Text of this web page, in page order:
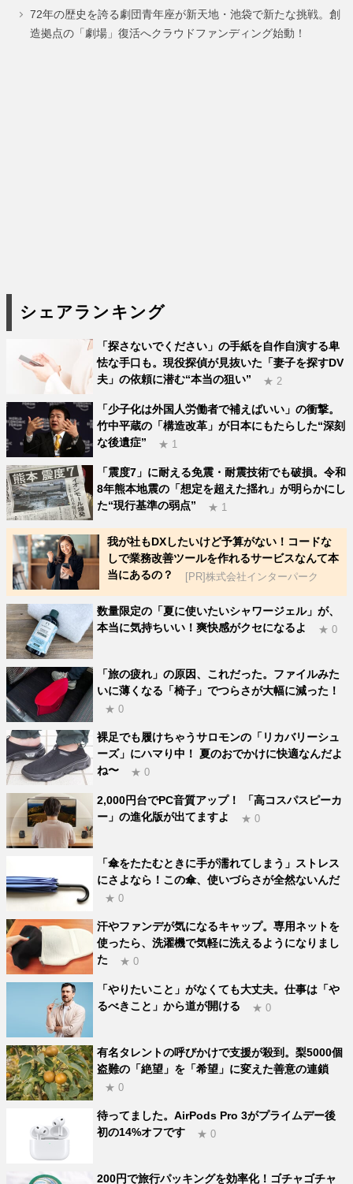
ジ
ジ
72年の歴史を誇る劇団青年座が新天地・池袋で新たな挑戦。創
造拠点の「劇場」復活へクラウドファンディング始動！
シェアランキング
「探さないでください」の手紙を自作自演する卑
怯な手口も。現役探偵が見抜いた「妻子を探すDV
夫」の依頼に潜む“本当の狙い”
★ 2
「少子化は外国人労働者で補えばいい」の衝撃。
竹中平蔵の「構造改革」が日本にもたらした“深刻
な後遺症”
★ 1
「震度7」に耐える免震・耐震技術でも破損。令和
8年熊本地震の「想定を超えた揺れ」が明らかにし
た“現行基準の弱点”
★ 1
我が社もDXしたいけど予算がない！コードな
しで業務改善ツールを作れるサービスなんて本
当にあるの？
[PR]株式会社インターパーク
数量限定の「夏に使いたいシャワージェル」が、
本当に気持ちいい！爽快感がクセになるよ
★ 0
「旅の疲れ」の原因、これだった。ファイルみた
いに薄くなる「椅子」でつらさが大幅に減った！
★ 0
裸足でも履けちゃうサロモンの「リカバリーシュ
ーズ」にハマり中！ 夏のおでかけに快適なんだよ
ね〜
★ 0
2,000円台でPC音質アップ！ 「高コスパスピーカ
ー」の進化版が出てますよ
★ 0
「傘をたたむときに手が濡れてしまう」ストレス
にさよなら！この傘、使いづらさが全然ないんだ
★ 0
汗やファンデが気になるキャップ。専用ネットを
使ったら、洗濯機で気軽に洗えるようになりまし
た
★ 0
「やりたいこと」がなくても大丈夫。仕事は「や
るべきこと」から道が開ける
★ 0
有名タレントの呼びかけで支援が殺到。梨5000個
盗難の「絶望」を「希望」に変えた善意の連鎖
★ 0
待ってました。AirPods Pro 3がプライムデー後
初の14%オフです
★ 0
200円で旅行パッキングを効率化！ゴチャゴチャ